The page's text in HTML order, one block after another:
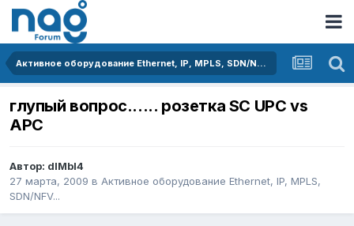
Активное оборудование Ethernet, IP, MPLS, SDN/NFV...
глупый вопрос...... розетка SC UPC vs
APC
Автор: dIMbI4
27 марта, 2009 в Активное оборудование Ethernet, IP, MPLS,
SDN/NFV...